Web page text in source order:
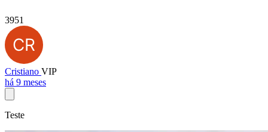
3951
Cristiano VIP
há 9 meses
Teste